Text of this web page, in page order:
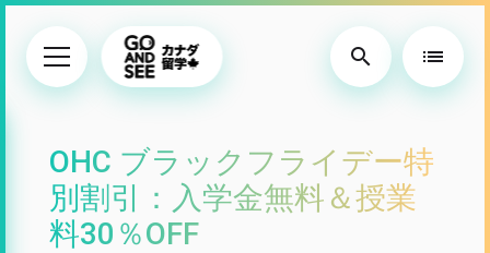
search list
OHC ブラックフライデー特
別割引：入学金無料＆授業
料30％OFF